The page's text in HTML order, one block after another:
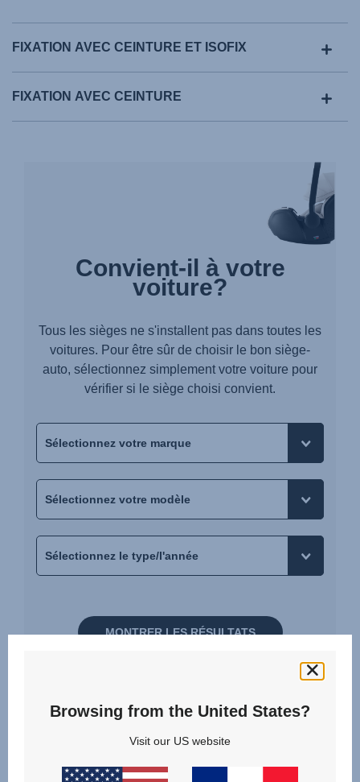
FIXATION AVEC CEINTURE ET ISOFIX
FIXATION AVEC CEINTURE
Convient-il à votre
voiture?
Tous les sièges ne s'installent pas dans toutes les
voitures. Pour être sûr de choisir le bon siège-
auto, sélectionnez simplement votre voiture pour
vérifier si le siège choisi convient.
MONTRER LES RÉSULTATS
Browsing from the United States?
Visit our US website